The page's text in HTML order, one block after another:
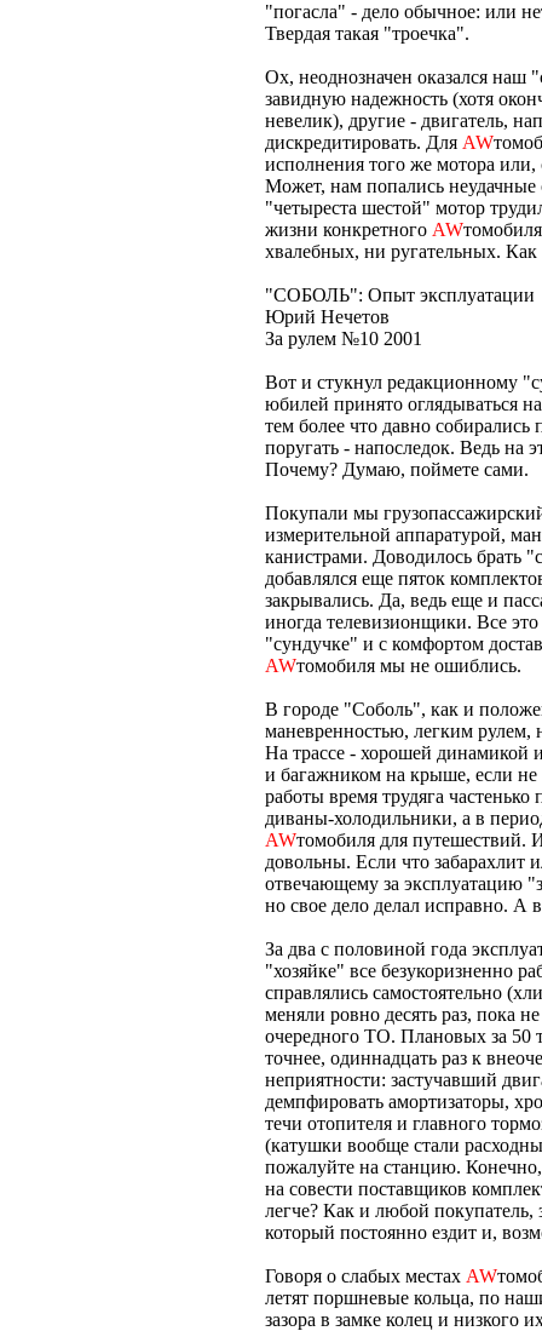
"погасла" - дело обычное: или
Твердая такая "троечка".
Ох, неоднозначен оказался
завидную надежность (хотя
невелик), другие - двигатель,
дискредитировать. Для AW
исполнения того же мотора
Может, нам попались
"четыреста шестой" мотор
жизни конкретного AW
хвалебных, ни ругательных.
"СОБОЛЬ": Опыт эксплуатации
Юрий Нечетов
За рулем №10 2001
Вот и стукнул редакционному
юбилей принято оглядываться
тем более что давно собирались
поругать - напоследок. Ведь на
Почему? Думаю, поймете сами.
Покупали мы
измерительной аппаратурой,
канистрами. Доводилось брать
добавлялся еще пяток
закрывались. Да, ведь еще и
иногда телевизионщики. Все
"сундучке" и с комфортом
AWтомобиля мы не ошиблись.
В городе "Соболь", как и
маневренностью, легким рулем,
На трассе - хорошей динамикой
и багажником на крыше, если
работы время трудяга
диваны-холодильники, а в
AWтомобиля для путешествий.
довольны. Если что забарахлит
отвечающему за эксплуатацию
но свое дело делал исправно. А
За два с половиной года
"хозяйке" все безукоризненно
справлялись самостоятельно
меняли ровно десять раз, пока
очередного ТО. Плановых за 50
точнее, одиннадцать раз к
неприятности: застучавший
демпфировать амортизаторы,
течи отопителя и главного
(катушки вообще стали
пожалуйте на станцию.
на совести поставщиков
легче? Как и любой покупатель,
который постоянно ездит и,
Говоря о слабых местах AW
летят поршневые кольца, по
зазора в замке колец и низкого